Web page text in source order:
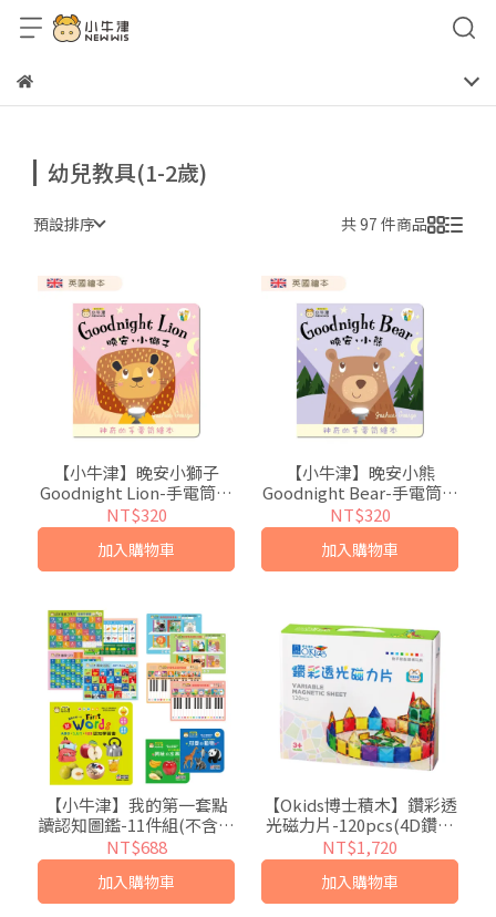
幼兒教具(1-2歲)
預設排序 共 97 件商品
【小牛津】晚安小獅子
Goodnight Lion-手電筒書
(可中英點讀/英國授權繪
本)
NT$320
加入購物車
【小牛津】晚安小熊
Goodnight Bear-手電筒書
(可中英點讀/英國授權繪
本)
NT$320
加入購物車
【小牛津】我的第一套點
讀認知圖鑑-11件組(不含點
讀筆/中美雙語/幼兒啟蒙認
知)
NT$688
加入購物車
【Okids博士積木】鑽彩透
光磁力片-120pcs(4D鑽感
切割/加厚磁力工
藝/STEAM玩具)
NT$1,720
加入購物車